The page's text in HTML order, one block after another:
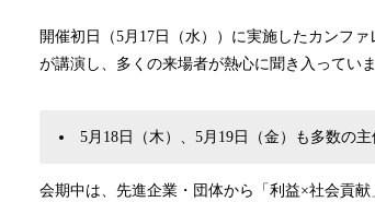
開催初日（5月17日（水））に実施したカンフ
が講演し、多くの来場者が熱心に聞き入っていま
5月18日（木）、5月19日（金）も多数の
会期中は、先進企業・団体から「利益×社会貢